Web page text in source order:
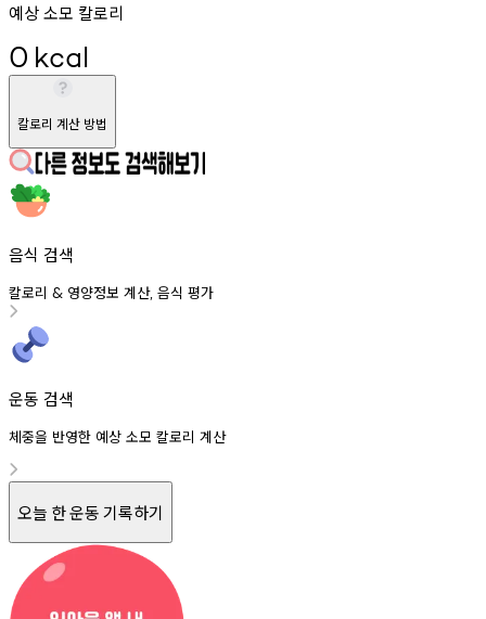
예상 소모 칼로리
0 kcal
칼로리 계산 방법
음식 검색
칼로리 & 영양정보 계산, 음식 평가
운동 검색
체중을 반영한 예상 소모 칼로리 계산
오늘 한 운동 기록하기